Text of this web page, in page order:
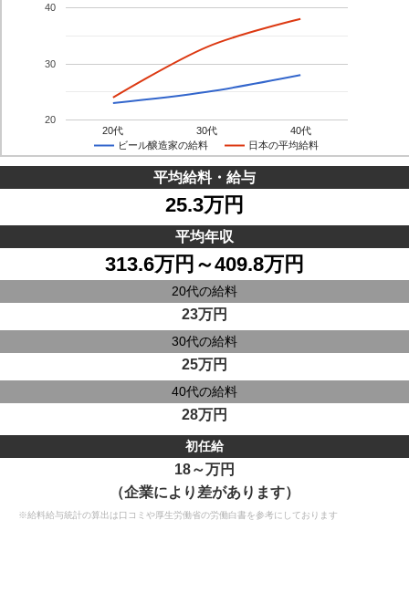
ビール醸造家の給料 日本の平均給料
20代 30代 40代
20
30
40
平均給料・給与
25.3万円
平均年収
313.6万円～409.8万円
20代の給料
23万円
30代の給料
25万円
40代の給料
28万円
初任給
18～万円
（企業により差があります）
※給料給与統計の算出は口コミや厚生労働省の労働白書を参考にしております